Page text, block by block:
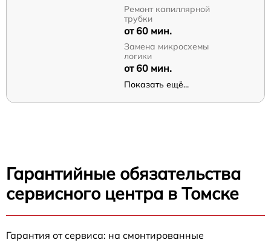
Ремонт капиллярной
трубки
от 60 мин.
Замена микросхемы
логики
от 60 мин.
Показать ещё...
Гарантийные обязательства
сервисного центра в Томске
Гарантия от сервиса: на смонтированные